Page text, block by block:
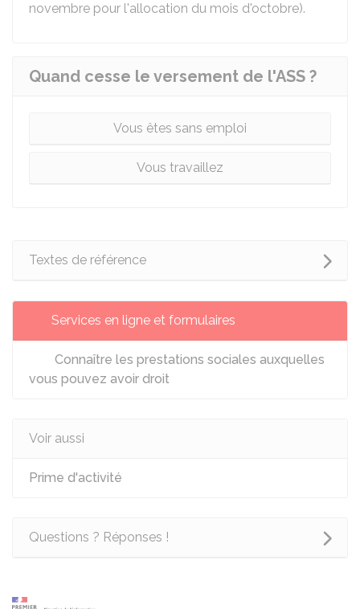
novembre pour l'allocation du mois d'octobre).
Quand cesse le versement de l'ASS ?
Vous êtes sans emploi
Vous travaillez
Textes de référence
Services en ligne et formulaires
Connaître les prestations sociales auxquelles
vous pouvez avoir droit
Voir aussi
Prime d'activité
Questions ? Réponses !